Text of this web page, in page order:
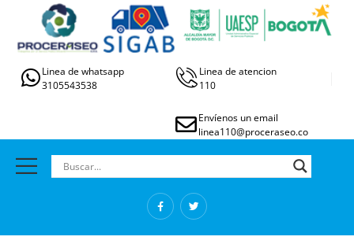
Linea de whatsapp
3105543538
Linea de atencion
110
Envíenos un email
linea110@proceraseo.co